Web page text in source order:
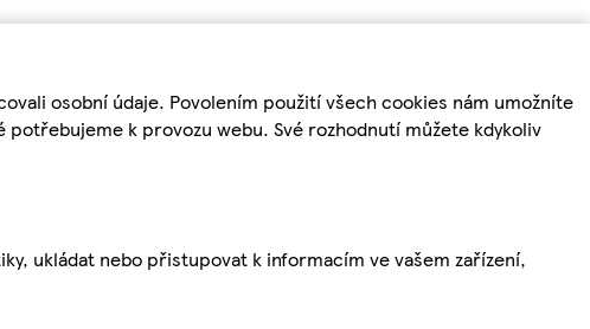
osobní údaje. Povolením použití všech cookies nám umožníte
k provozu webu. Své rozhodnutí můžete kdykoliv
ukládat nebo přistupovat k informacím ve vašem zařízení,